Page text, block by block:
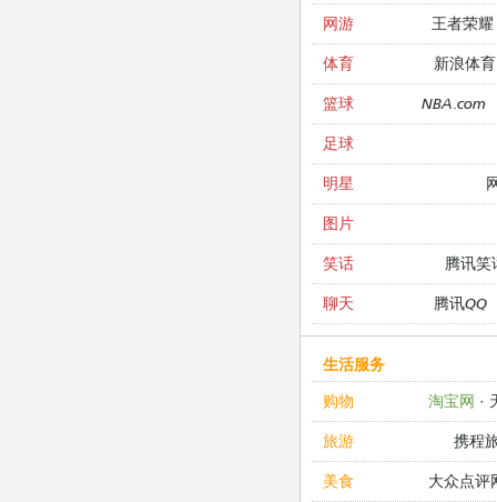
网游 王者荣耀
体育 新浪体育
篮球 NBA.com
足球
明星
图片
笑话 腾讯笑
聊天 腾讯QQ
生活服务
购物
淘宝网 ·
旅游 携程
美食 大众点评